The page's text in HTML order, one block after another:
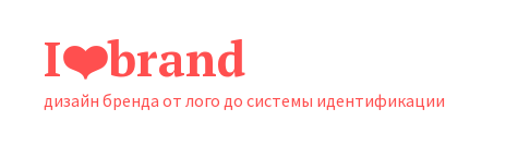
содержимому
I❤️brand
дизайн бренда от лого до системы идентификации